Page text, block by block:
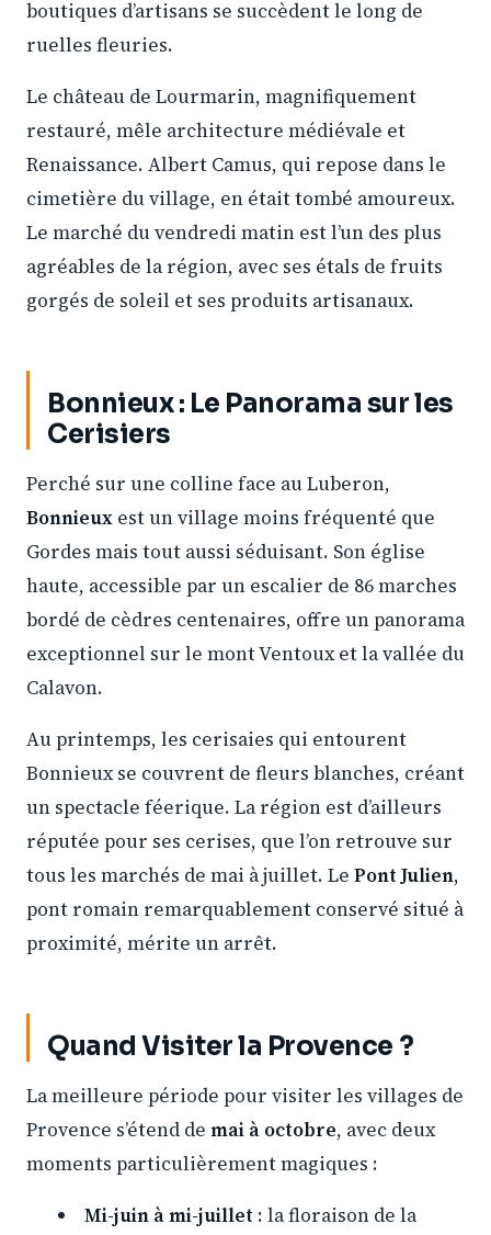
boutiques d’artisans se succèdent le long de
ruelles fleuries.
Le château de Lourmarin, magnifiquement
restauré, mêle architecture médiévale et
Renaissance. Albert Camus, qui repose dans le
cimetière du village, en était tombé amoureux.
Le marché du vendredi matin est l’un des plus
agréables de la région, avec ses étals de fruits
gorgés de soleil et ses produits artisanaux.
Bonnieux : Le Panorama sur les
Cerisiers
Perché sur une colline face au Luberon,
Bonnieux est un village moins fréquenté que
Gordes mais tout aussi séduisant. Son église
haute, accessible par un escalier de 86 marches
bordé de cèdres centenaires, offre un panorama
exceptionnel sur le mont Ventoux et la vallée du
Calavon.
Au printemps, les cerisaies qui entourent
Bonnieux se couvrent de fleurs blanches, créant
un spectacle féerique. La région est d’ailleurs
réputée pour ses cerises, que l’on retrouve sur
tous les marchés de mai à juillet. Le Pont Julien,
pont romain remarquablement conservé situé à
proximité, mérite un arrêt.
Quand Visiter la Provence ?
La meilleure période pour visiter les villages de
Provence s’étend de mai à octobre, avec deux
moments particulièrement magiques :
Mi-juin à mi-juillet : la floraison de la